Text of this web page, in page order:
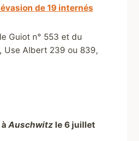
de 19 internés
Guiot n° 553 et du
Use Albert 239 ou 839,
àAuschwitzle 6 juillet